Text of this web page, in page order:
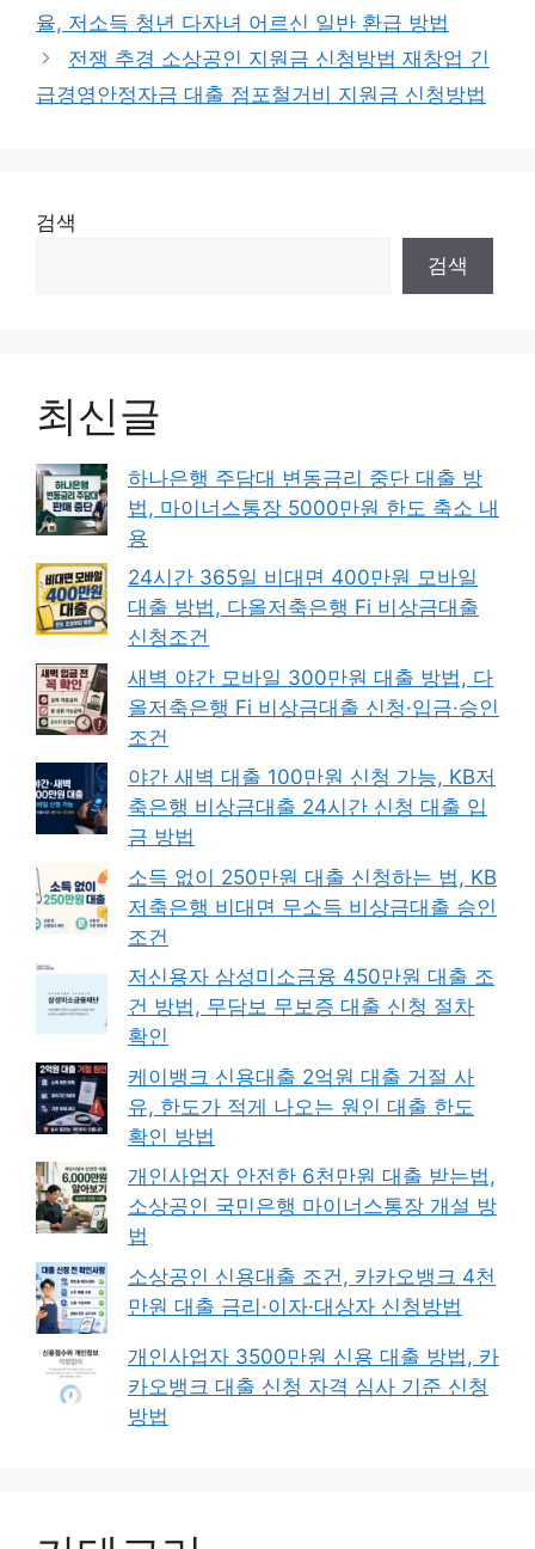
율, 저소득 청년 다자녀 어르신 일반 환급 방법
전쟁 추경 소상공인 지원금 신청방법 재창업 긴
급경영안정자금 대출 점포철거비 지원금 신청방법
검색
검색
최신글
하나은행 주담대 변동금리 중단 대출 방
법, 마이너스통장 5000만원 한도 축소 내
용
24시간 365일 비대면 400만원 모바일
대출 방법, 다올저축은행 Fi 비상금대출
신청조건
새벽 야간 모바일 300만원 대출 방법, 다
올저축은행 Fi 비상금대출 신청·입금·승인
조건
야간 새벽 대출 100만원 신청 가능, KB저
축은행 비상금대출 24시간 신청 대출 입
금 방법
소득 없이 250만원 대출 신청하는 법, KB
저축은행 비대면 무소득 비상금대출 승인
조건
저신용자 삼성미소금융 450만원 대출 조
건 방법, 무담보 무보증 대출 신청 절차
확인
케이뱅크 신용대출 2억원 대출 거절 사
유, 한도가 적게 나오는 원인 대출 한도
확인 방법
개인사업자 안전한 6천만원 대출 받는법,
소상공인 국민은행 마이너스통장 개설 방
법
소상공인 신용대출 조건, 카카오뱅크 4천
만원 대출 금리·이자·대상자 신청방법
개인사업자 3500만원 신용 대출 방법, 카
카오뱅크 대출 신청 자격 심사 기준 신청
방법